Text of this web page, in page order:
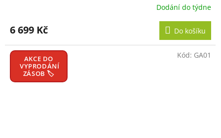
M
A
Dodání do týdne
6 699 Kč Do košíku
AKCE DO
VYPRODÁNÍ
ZÁSOB 🏷️
Kód: GA01